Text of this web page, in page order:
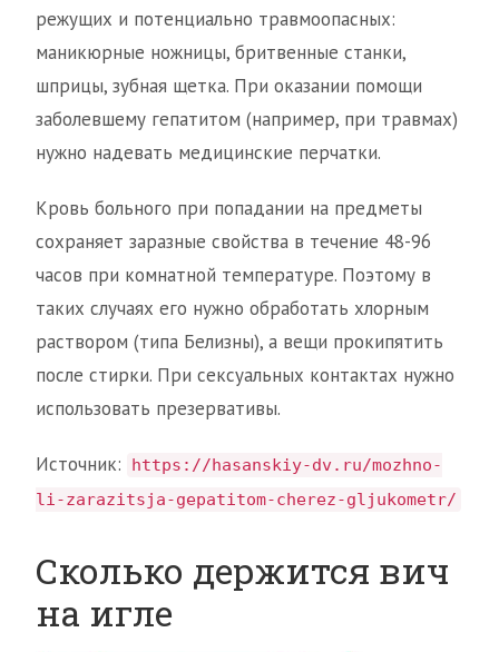
режущих и потенциально травмоопасных:
маникюрные ножницы, бритвенные станки,
шприцы, зубная щетка. При оказании помощи
заболевшему гепатитом (например, при травмах)
нужно надевать медицинские перчатки.
Кровь больного при попадании на предметы
сохраняет заразные свойства в течение 48-96
часов при комнатной температуре. Поэтому в
таких случаях его нужно обработать хлорным
раствором (типа Белизны), а вещи прокипятить
после стирки. При сексуальных контактах нужно
использовать презервативы.
Источник:
https://hasanskiy-dv.ru/mozhno-
li-zarazitsja-gepatitom-cherez-gljukometr/
Сколько держится вич
на игле